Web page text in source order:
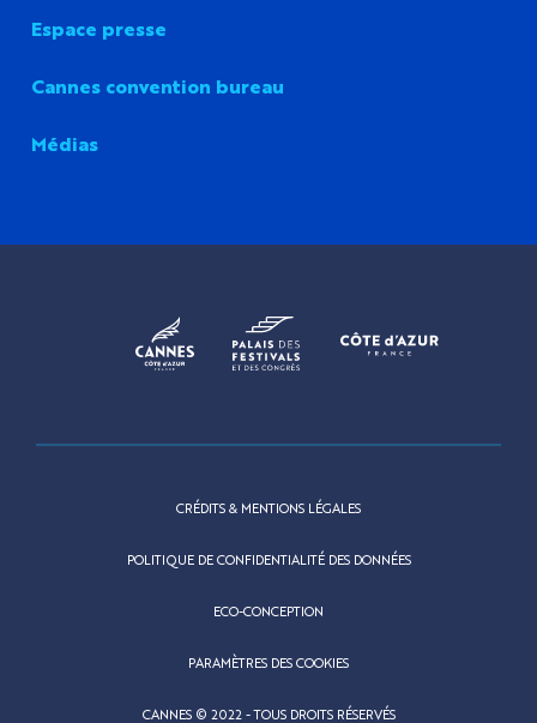
Espace presse
Cannes convention bureau
Médias
CRÉDITS & MENTIONS LÉGALES
POLITIQUE DE CONFIDENTIALITÉ DES DONNÉES
ECO-CONCEPTION
PARAMÈTRES DES COOKIES
CANNES © 2022 - TOUS DROITS RÉSERVÉS